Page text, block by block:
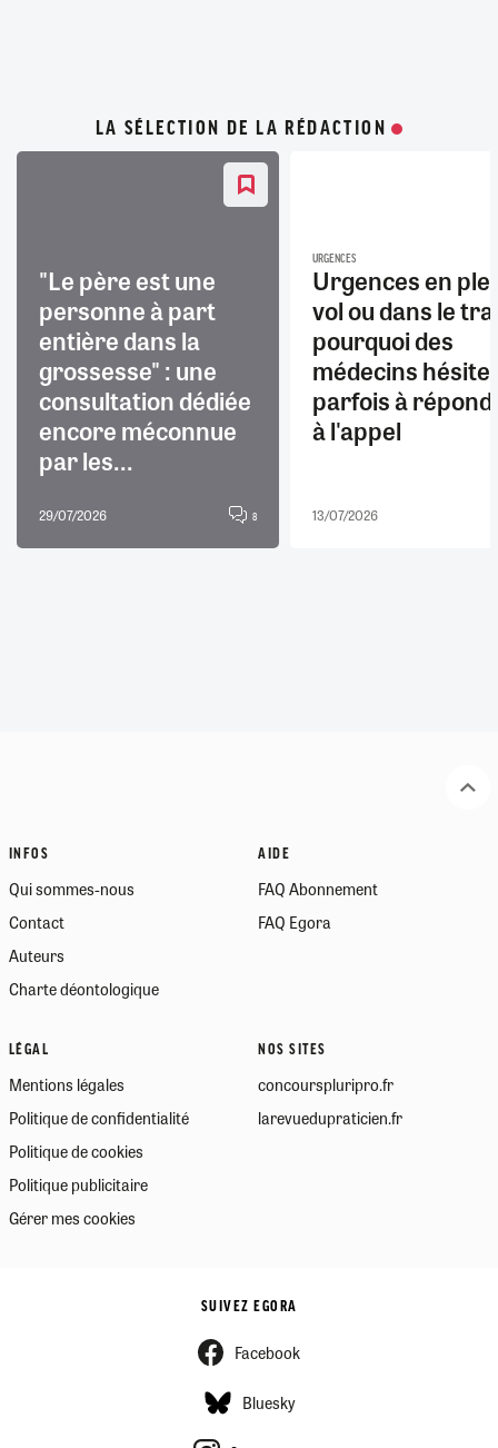
LA SÉLECTION DE LA RÉDACTION
"Le père est une
personne à part
entière dans la
grossesse" : une
consultation dédiée
encore méconnue
par les...
29/07/2026 8
URGENCES
Urgences en
vol ou dans le
pourquoi des
médecins
parfois à
à l'appel
13/07/2026
INFOS
Qui sommes-nous
Contact
Auteurs
Charte déontologique
AIDE
FAQ Abonnement
FAQ Egora
LÉGAL
Mentions légales
Politique de confidentialité
Politique de cookies
Politique publicitaire
Gérer mes cookies
NOS SITES
concourspluripro.fr
larevuedupraticien.fr
SUIVEZ EGORA
Facebook
Bluesky